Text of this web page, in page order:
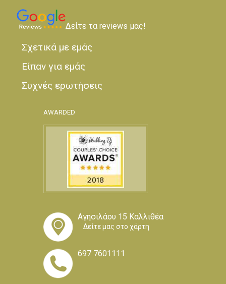
Δείτε τα reviews μας!
Σχετικά με εμάς
Είπαν για εμάς
Συχνές ερωτήσεις
AWARDED
Αγησιλάου 15 Καλλιθέα
Δείτε μας στο χάρτη
697 7601111